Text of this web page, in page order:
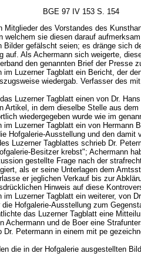
BGE 97 IV 153 S. 154
Mitglieder des Vorstandes des
welchem sie diesen darauf
Bilder gefälscht seien; es dränge sich
auf. Als Achermann sich weigerte,
den genannten Brief der Presse
im Luzerner Tagblatt ein Bericht, der
wiedergab. Verfasser des
Luzerner Tagblatt einen von Dr.
Artikel, in dem dieselbe Stelle aus
wiedergegeben wurde wie im
im Luzerner Tagblatt ein von Hermann
Hofgalerie-Ausstellung und den damit
Luzerner Tagblattes schrieb Dr.
Besitzer krebst"; Achermann
gestellte Frage nach der
als er seine Unterlagen dem
er jeglichen Verkauf bis zur
Hinweis auf diese
Luzerner Tagblatt ein weiterer, von
Hofgalerie-Ausstellung zum
das Luzerner Tagblatt eine
Achermann und de Boer eine
Dr. Petermann in einem mit pe
die in der Hofgalerie ausgestellten